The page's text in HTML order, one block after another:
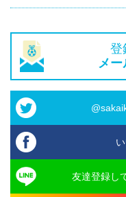
登
メー
友達登録し